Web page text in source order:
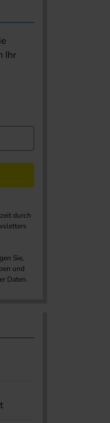
Ihr
durch
Sie,
und
Daten.